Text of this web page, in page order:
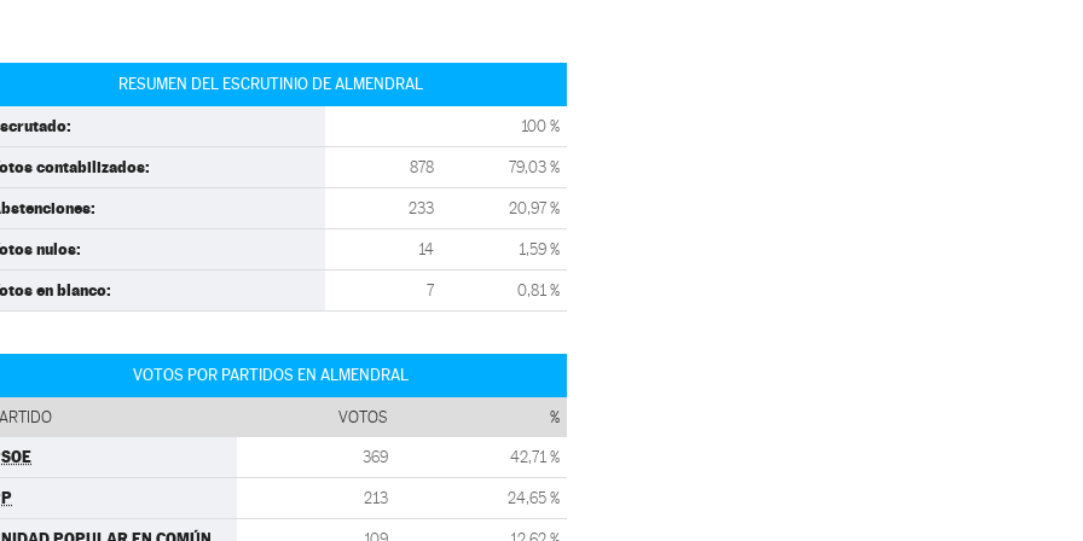
RESUMEN DEL ESCRUTINIO DE ALMENDRAL
100 %
contabilizados: 878 79,03 %
233 20,97 %
nulos: 14 1,59 %
en blanco: 7 0,81 %
VOTOS POR PARTIDOS EN ALMENDRAL
VOTOS %
369 42,71 %
213 24,65 %